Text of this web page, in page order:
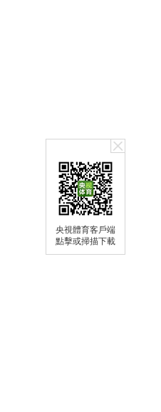
央視體育客戶端
點擊或掃描下載